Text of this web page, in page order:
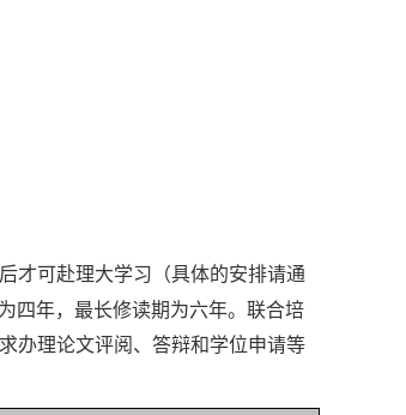
才可赴理大学习（具体的安排请通
四年，最长修读期为六年。联合培
办理论文评阅、答辩和学位申请等